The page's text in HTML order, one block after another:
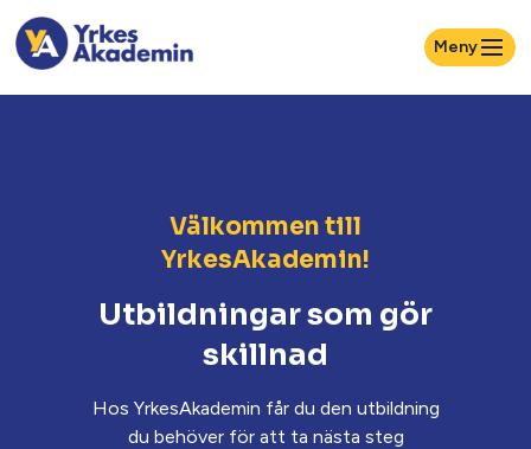
Meny
Välkommen till
YrkesAkademin!
Utbildningar som gör
skillnad
Hos YrkesAkademin får du den utbildning
du behöver för att ta nästa steg